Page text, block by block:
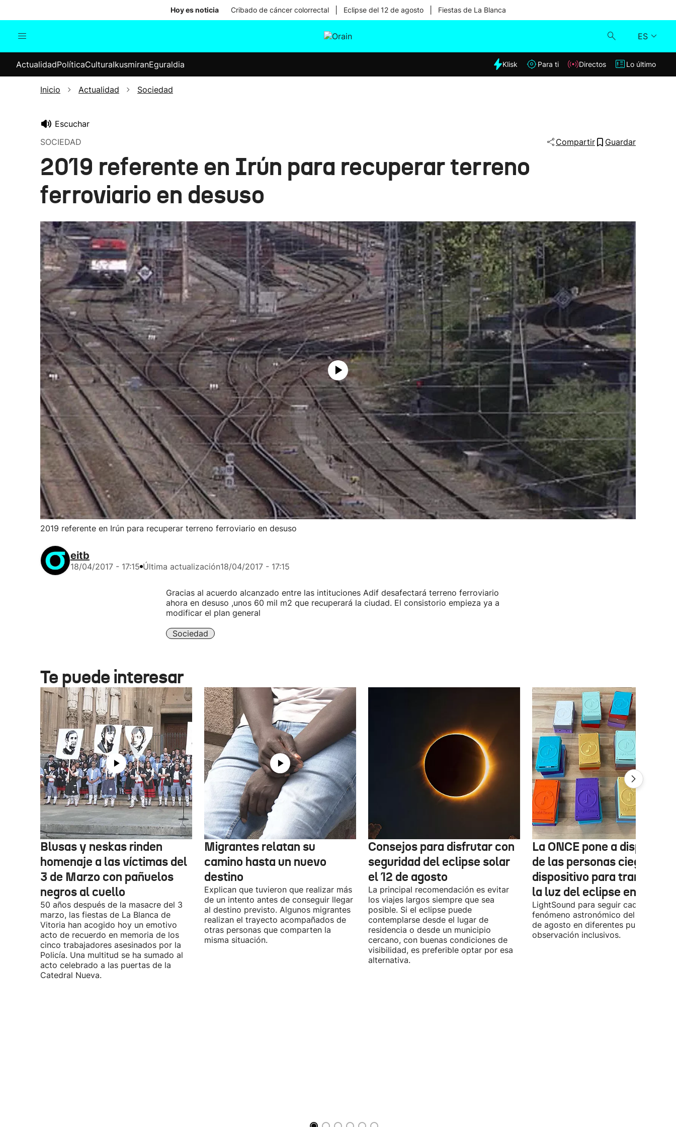
Hoy es noticia Cribado de cáncer colorrectal Eclipse del 12 de agosto Fiestas de La Blanca
ES
Internacional
Elecciones
Klisk
ActualidadPolíticaCulturaIkusmiranEguraldia Klisk Para ti Directos Lo último
Inicio Actualidad Sociedad
Escuchar
SOCIEDAD
Compartir Guardar
2019 referente en Irún para recuperar terreno
ferroviario en desuso
2019 referente en Irún para recuperar terreno ferroviario en desuso
eitb
18/04/2017 - 17:15 Última actualización18/04/2017 - 17:15
Gracias al acuerdo alcanzado entre las intituciones Adif desafectará terreno ferroviario
ahora en desuso ,unos 60 mil m2 que recuperará la ciudad. El consistorio empieza ya a
modificar el plan general
Sociedad
Te puede interesar
Blusas y neskas rinden
homenaje a las víctimas del
3 de Marzo con pañuelos
negros al cuello
50 años después de la masacre del 3
marzo, las fiestas de La Blanca de
Vitoria han acogido hoy un emotivo
acto de recuerdo en memoria de los
cinco trabajadores asesinados por la
Policía. Una multitud se ha sumado al
acto celebrado a las puertas de la
Catedral Nueva.
Migrantes relatan su
camino hasta un nuevo
destino
Explican que tuvieron que realizar más
de un intento antes de conseguir llegar
al destino previsto. Algunos migrantes
realizan el trayecto acompañados de
otras personas que comparten la
misma situación.
Consejos para disfrutar con
seguridad del eclipse solar
el 12 de agosto
La principal recomendación es evitar
los viajes largos siempre que sea
posible. Si el eclipse puede
contemplarse desde el lugar de
residencia o desde un municipio
cercano, con buenas condiciones de
visibilidad, es preferible optar por esa
alternativa.
La ONCE pone a
de las personas ciegas un
dispositivo para
la luz del eclipse en
LightSound para seguir cada fase del
fenómeno astronómico del próximo
de agosto en diferentes puntos de
observación inclusivos.